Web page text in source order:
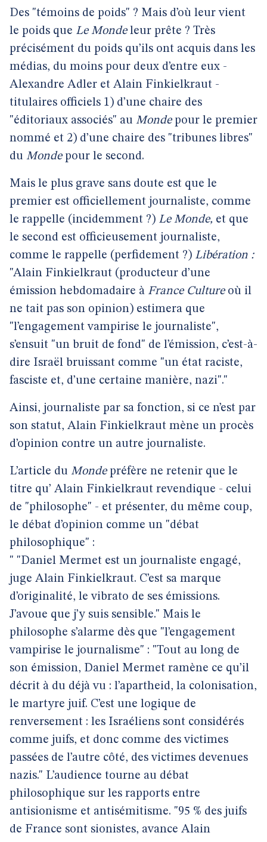
Des "témoins de poids" ? Mais d’où leur vient
le poids que Le Mondeleur prête ? Très
précisément du poids qu’ils ont acquis dans les
médias, du moins pour deux d’entre eux -
Alexandre Adler et Alain Finkielkraut -
titulaires officiels 1) d’une chaire des
"éditoriaux associés" au Mondepour le premier
nommé et 2) d’une chaire des "tribunes libres"
du Mondepour le second.
Mais le plus grave sans doute est que le
premier est officiellement journaliste, comme
le rappelle (incidemment ?) Le Monde, et que
le second est officieusement journaliste,
comme le rappelle (perfidement ?) Libération :
"Alain Finkielkraut (producteur d’une
émission hebdomadaire à France Culture où il
ne tait pas son opinion) estimera que
"l’engagement vampirise le journaliste",
s’ensuit "un bruit de fond" de l’émission, c’est-à-
dire Israël bruissant comme "un état raciste,
fasciste et, d’une certaine manière, nazi"."
Ainsi, journaliste par sa fonction, si ce n’est par
son statut, Alain Finkielkraut mène un procès
d’opinion contre un autre journaliste.
L’article du Monde préfère ne retenir que le
titre qu’ Alain Finkielkraut revendique - celui
de "philosophe" - et présenter, du même coup,
le débat d’opinion comme un "débat
philosophique" :
" "Daniel Mermet est un journaliste engagé,
juge Alain Finkielkraut. C’est sa marque
d’originalité, le vibrato de ses émissions.
J’avoue que j’y suis sensible." Mais le
philosophe s’alarme dès que "l’engagement
vampirise le journalisme" : "Tout au long de
son émission, Daniel Mermet ramène ce qu’il
décrit à du déjà vu : l’apartheid, la colonisation,
le martyre juif. C’est une logique de
renversement : les Israéliens sont considérés
comme juifs, et donc comme des victimes
passées de l’autre côté, des victimes devenues
nazis." L’audience tourne au débat
philosophique sur les rapports entre
antisionisme et antisémitisme. "95 % des juifs
de France sont sionistes, avance Alain